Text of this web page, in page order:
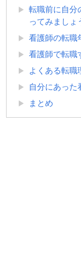
転職前に自分
ってみましょ
看護師の転職
看護師で転職
よくある転職
自分にあった
まとめ